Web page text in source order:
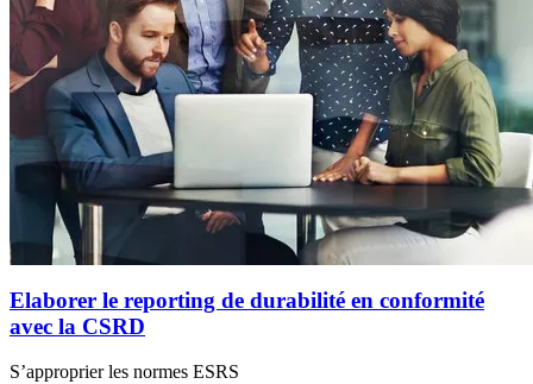
Elaborer le reporting de durabilité en conformité
avec la CSRD
S’approprier les normes ESRS